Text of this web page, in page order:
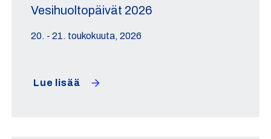
Vesihuoltopäivät 2026
20. - 21. toukokuuta, 2026
Lue lisää